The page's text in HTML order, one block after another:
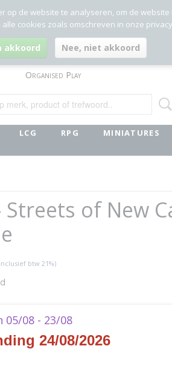
Organised Play
LCG RPG MINIATURES
Streets of New
btw 21%)
de website te analyseren, om de
cookies zoals omschreven in onze
akkoord Nee, niet akkoord
05/08 - 23/08
24/08/2026